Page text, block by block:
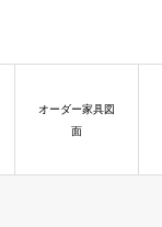
オーダー家具図
面